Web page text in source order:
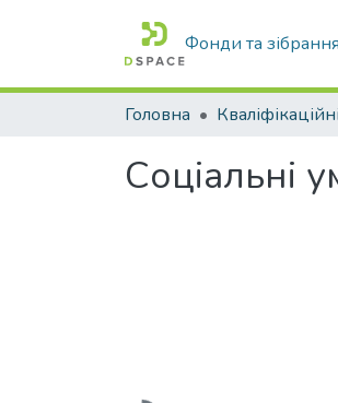
Фонди та зібрання
Головна
Соціальні